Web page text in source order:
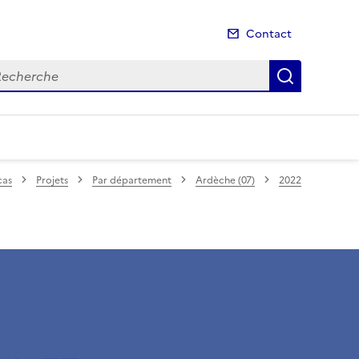
Contact
Projets Par département Ardèche (07) 2022